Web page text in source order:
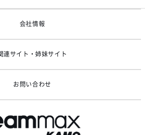
会社情報
連サイト・姉妹サイト
お問い合わせ